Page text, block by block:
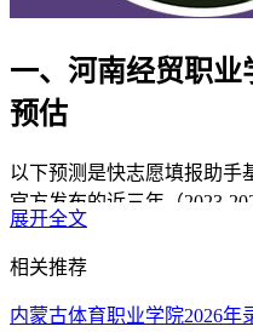
一、河南经贸职业
预估
以下预测是快志愿填报助手
官方发布的近三年（2023-
报考热度及高考人数趋势，
生提供前瞻性参考。
在外省录取分数线预估（部
展开全文
相关推荐
内蒙古体育职业学院2026年